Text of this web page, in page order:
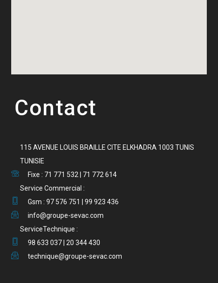
Contact
115 AVENUE LOUIS BRAILLE CITE ELKHADRA 1003 TUNIS
TUNISIE
Fixe : 71 771 532 | 71 772 614
Service Commercial :
Gsm : 97 576 751 | 99 923 436
info@groupe-sevac.com
ServiceTechnique :
98 633 037 | 20 344 430
technique@groupe-sevac.com